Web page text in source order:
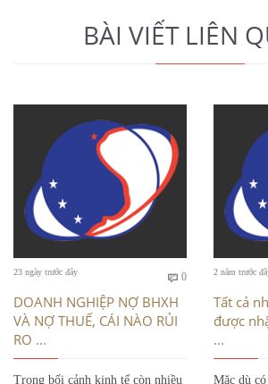
BÀI VIẾT LIÊN
23 ngày trước đây
 0Bình
DOANH NGHIỆP NỢ BHXH
VÀ NỢ THUẾ, CÁI NÀO RỦI
RO ...
Trong bối cảnh kinh tế còn nhiều
2 năm trước
Tất cả
được
...
Mặc dù